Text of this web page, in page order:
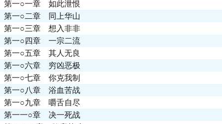
第一○一章 如此泄恨
第一○二章 同上华山
第一○三章 想入非非
第一○四章 一宗二流
第一○五章 其人无良
第一○六章 穷凶恶极
第一○七章 你克我制
第一○八章 浴血苦战
第一○九章 嚼舌自尽
第一一○章 决一死战